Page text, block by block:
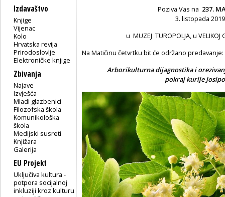
Izdavaštvo
Knjige
Vijenac
Kolo
Hrvatska revija
Prirodoslovlje
Elektroničke knjige
Zbivanja
Najave
Izvješća
Mladi glazbenici
Filozofska škola
Komunikološka
škola
Medijski susreti
Knjižara
Galerija
EU Projekt
Uključiva kultura -
potpora socijalnoj
inkluziji kroz kulturu
Poziva Vas na 237.
3. listopada
u MUZEJ TUROPOLJA, u
Na Matičinu četvrtku bit će održano predavanje:
Arborikulturna dijagnostikai
pokraj kurije